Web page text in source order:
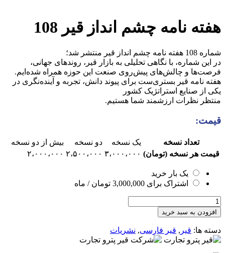
هفته نامه چشم انداز قیر 108
شماره 108 هفته نامه چشم انداز قیر منتشر شد؛
‎در این شماره، با نگاهی تحلیلی به بازار قیر، روندهای جهانی،
فرصت‌ها و چالش‌های پیش‌روی صنعت این حوزه همراه شده‌ایم.
‎هفته نامه قیر بستری‌ست برای پیوند دانش، تجربه و آینده‌نگری در
یکی از صنایع استراتژیک کشور
قیمت:
تعداد نسخه یک نسخه دو نسخه
بیش از دو نسخه
قیمت هر نسخه (تومان) ۳،۰۰۰،۰۰۰ ۲،۵۰۰،۰۰۰ ۲،۰۰۰،۰۰۰
یک بار خرید
اشتراک برای 3,000,000 تومان / ماه
هفته
نامه
چشم
انداز
قیر
افزودن به سبد خرید
دسته ها: قیر , قیر فارسی, نشریات